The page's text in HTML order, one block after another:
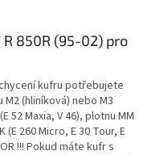
850R (95-02) pro
kufru potřebujete
(hliníková) nebo M3
52 Maxia, V 46), plotnu MM
260 Micro, E 30 Tour, E
!!! Pokud máte kufr s